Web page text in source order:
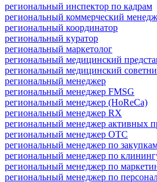
региональный инспектор по кадрам
региональный коммерческий
региональный координатор
региональный куратор
региональный маркетолог
региональный медицинский
региональный медицинский
региональный менеджер
региональный менеджер FMSG
региональный менеджер (HoReCa)
региональный менеджер RX
региональный менеджер активных
региональный менеджер ОТС
региональный менеджер по
региональный менеджер по
региональный менеджер по
региональный менеджер по